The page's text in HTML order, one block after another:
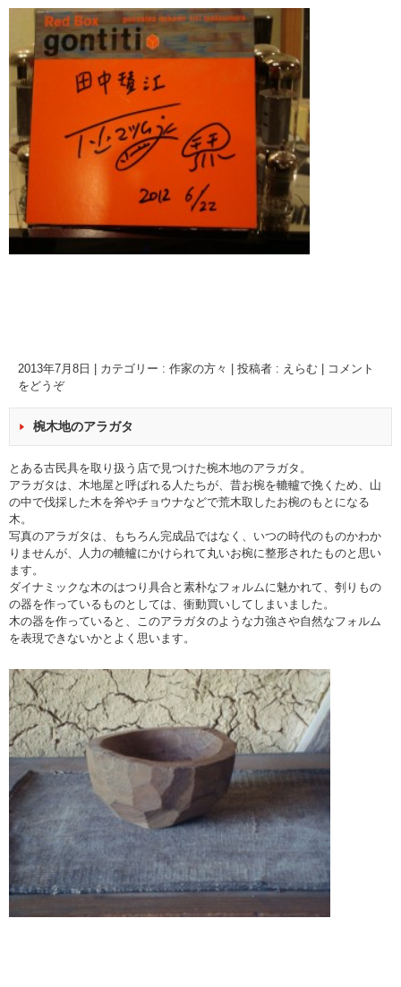
2013年7月8日 カテゴリー : 作家の方々 投稿者 : えらむ
コメント
をどうぞ
椀木地のアラガタ
とある古民具を取り扱う店で見つけた椀木地のアラガタ。
アラガタは、木地屋と呼ばれる人たちが、昔お椀を轆轤で挽くため、山
の中で伐採した木を斧やチョウナなどで荒木取したお椀のもとになる
木。
写真のアラガタは、もちろん完成品ではなく、いつの時代のものかわか
りませんが、人力の轆轤にかけられて丸いお椀に整形されたものと思い
ます。
ダイナミックな木のはつり具合と素朴なフォルムに魅かれて、刳りもの
の器を作っているものとしては、衝動買いしてしまいました。
木の器を作っていると、このアラガタのような力強さや自然なフォルム
を表現できないかとよく思います。